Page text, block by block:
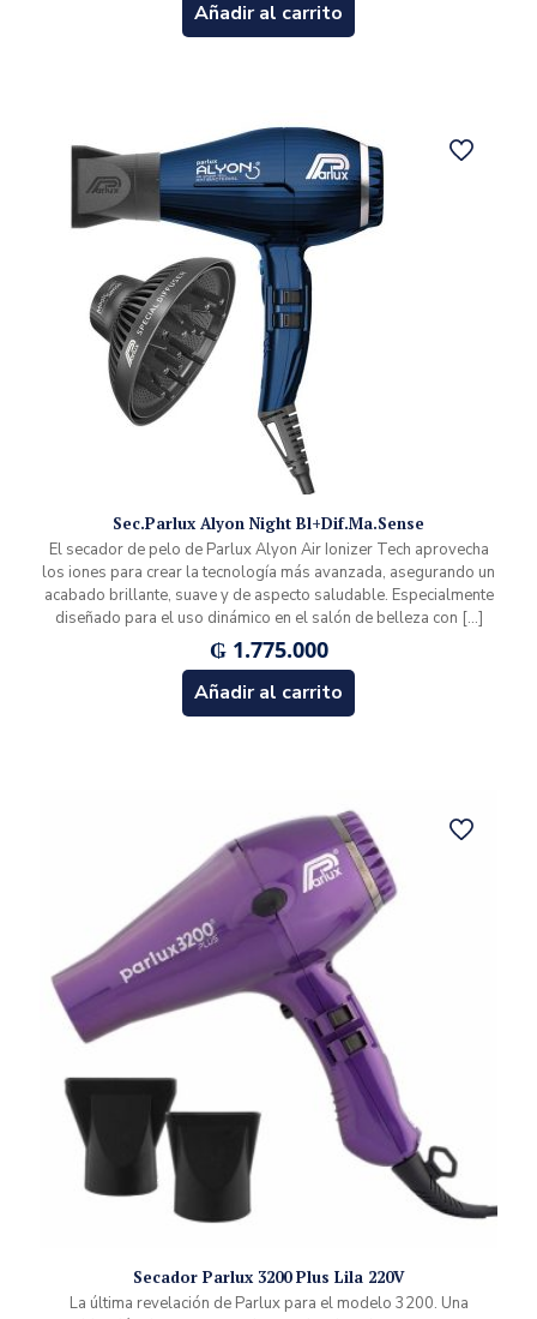
Añadir al carrito
Sec.Parlux Alyon Night Bl+Dif.Ma.Sense
El secador de pelo de Parlux Alyon Air Ionizer Tech aprovecha
los iones para crear la tecnología más avanzada, asegurando un
acabado brillante, suave y de aspecto saludable. Especialmente
diseñado para el uso dinámico en el salón de belleza con […]
₲1.775.000
Añadir al carrito
Secador Parlux 3200 Plus Lila 220V
La última revelación de Parlux para el modelo 3200. Una